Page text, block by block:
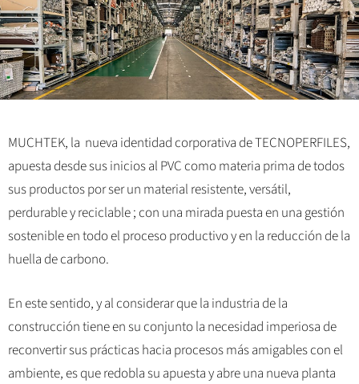
MUCHTEK, la nueva identidad corporativa de TECNOPERFILES,
apuesta desde sus inicios al PVC como materia prima de todos
sus productos por ser un material resistente, versátil,
perdurable y reciclable ; con una mirada puesta en una gestión
sostenible en todo el proceso productivo y en la reducción de la
huella de carbono.
En este sentido, y al considerar que la industria de la
construcción tiene en su conjunto la necesidad imperiosa de
reconvertir sus prácticas hacia procesos más amigables con el
ambiente, es que redobla su apuesta y abre una nueva planta